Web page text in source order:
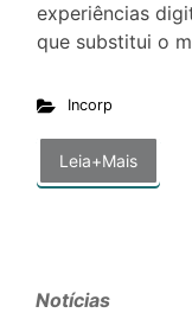
experiências
que substitui o
Incorp
Leia+Mais
Notícias